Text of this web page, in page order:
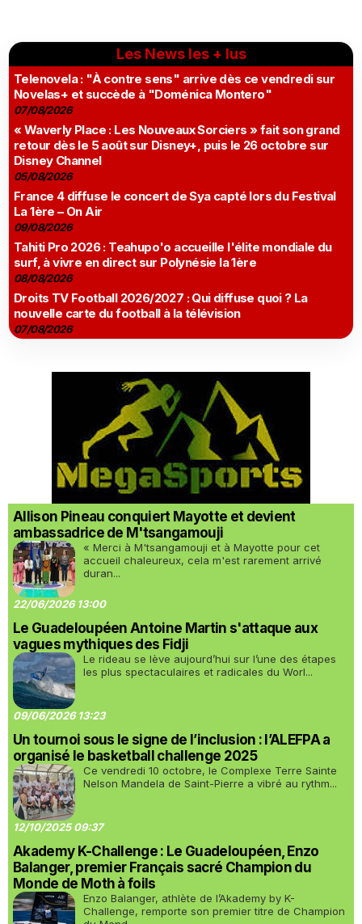
Les News les + lus
Telenovela : "À contre sens" arrive dès ce vendredi sur
Novelas+ et succède à "Doménica Montero"
07/08/2026
« Waverly Place : Les Nouveaux Sorciers » fait son grand
retour dès le 5 août sur Disney+, puis le 26 octobre sur
Disney Channel
05/08/2026
France 4 diffuse le concert de Sya capté lors du Festival
La 1ère – On Air
09/08/2026
Tahiti Pro 2026 : Teahupo'o accueille l'élite mondiale du
surf, à vivre en direct sur Polynésie la 1ère
08/08/2026
Droits TV Football 2026/2027 : Qui diffuse quoi ? La
nouvelle carte du football à la télévision
07/08/2026
Allison Pineau conquiert Mayotte et devient
ambassadrice de M'tsangamouji
« Merci à M'tsangamouji et à Mayotte pour cet
accueil chaleureux, cela m'est rarement arrivé
duran...
22/06/2026 13:00
Le Guadeloupéen Antoine Martin s'attaque aux
vagues mythiques des Fidji
Le rideau se lève aujourd’hui sur l’une des étapes
les plus spectaculaires et radicales du Worl...
09/06/2026 13:23
Un tournoi sous le signe de l’inclusion : l’ALEFPA a
organisé le basketball challenge 2025
Ce vendredi 10 octobre, le Complexe Terre Sainte
Nelson Mandela de Saint-Pierre a vibré au rythm...
12/10/2025 09:37
Akademy K-Challenge : Le Guadeloupéen, Enzo
Balanger, premier Français sacré Champion du
Monde de Moth à foils
Enzo Balanger, athlète de l’Akademy by K-
Challenge, remporte son premier titre de Champion